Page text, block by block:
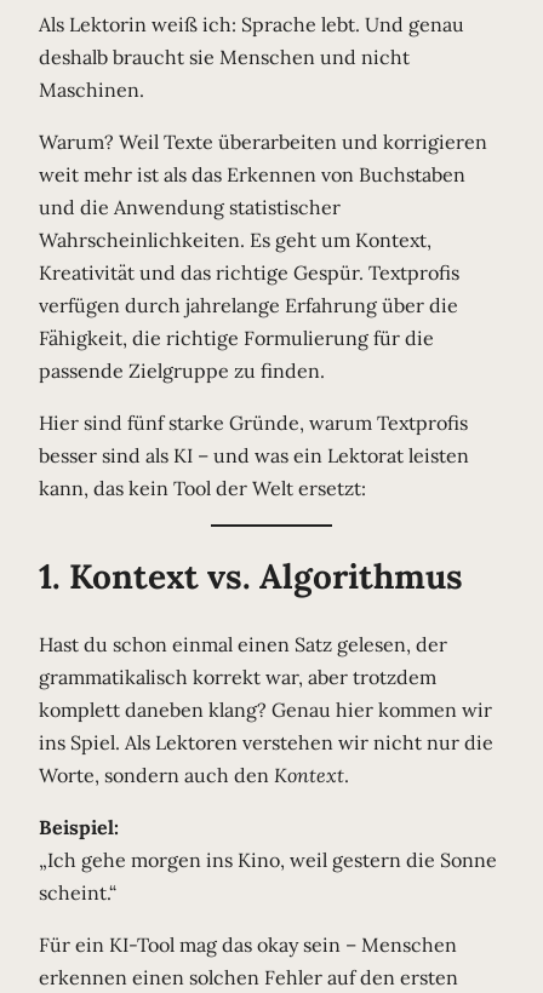
Als Lektorin weiß ich: Sprache lebt. Und genau
deshalb braucht sie Menschen und nicht
Maschinen.
Warum? Weil Texte überarbeiten und korrigieren
weit mehr ist als das Erkennen von Buchstaben
und die Anwendung statistischer
Wahrscheinlichkeiten. Es geht um Kontext,
Kreativität und das richtige Gespür. Textprofis
verfügen durch jahrelange Erfahrung über die
Fähigkeit, die richtige Formulierung für die
passende Zielgruppe zu finden.
Hier sind fünf starke Gründe, warum Textprofis
besser sind als KI – und was ein Lektorat leisten
kann, das kein Tool der Welt ersetzt:
1. Kontext vs. Algorithmus
Hast du schon einmal einen Satz gelesen, der
grammatikalisch korrekt war, aber trotzdem
komplett daneben klang? Genau hier kommen wir
ins Spiel. Als Lektoren verstehen wir nicht nur die
Worte, sondern auch den Kontext.
Beispiel:
„Ich gehe morgen ins Kino, weil gestern die Sonne
scheint.“
Für ein KI-Tool mag das okay sein – Menschen
erkennen einen solchen Fehler auf den ersten